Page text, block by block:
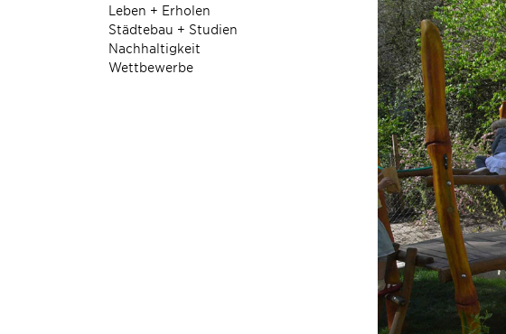
Leben + Erholen
Städtebau + Studien
Nachhaltigkeit
Wettbewerbe